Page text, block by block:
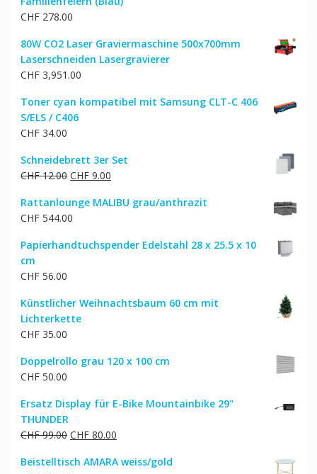
CHF278.00
80W CO2 Laser Graviermaschine 500x700mm
Laserschneiden Lasergravierer
CHF3,951.00
Toner cyan kompatibel mit Samsung CLT-C 406
S/ELS / C406
CHF34.00
Schneidebrett 3er Set
CHF12.00 Ursprünglicher
war:
CHF 12.00
CHF9.00Aktueller
ist:
Rattanlounge MALIBU grau/anthrazit
CHF544.00
Papierhandtuchspender Edelstahl 28 x 25.5 x 10
cm
CHF56.00
Künstlicher Weihnachtsbaum 60 cm mit
Lichterkette
CHF35.00
Doppelrollo grau 120 x 100 cm
CHF50.00
Ersatz Display für E-Bike Mountainbike 29"
THUNDER
CHF99.00 Ursprünglicher
war:
CHF80.00Aktueller
ist:
Beistelltisch AMARA weiss/gold